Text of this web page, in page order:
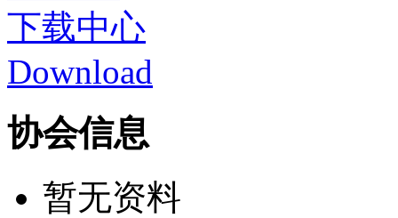
下载中心
Download
协会信息
暂无资料